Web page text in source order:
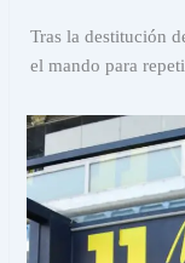
Tras la destitución
el mando para